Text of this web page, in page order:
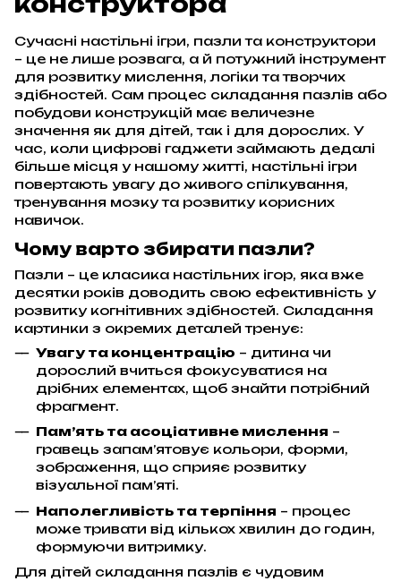
Сучасні настільні ігри, пазли та конструктори
– це не лише розвага, а й потужний інструмент
для розвитку мислення, логіки та творчих
здібностей. Сам процес складання пазлів або
побудови конструкцій має величезне
значення як для дітей, так і для дорослих. У
час, коли цифрові гаджети займають дедалі
більше місця у нашому житті, настільні ігри
повертають увагу до живого спілкування,
тренування мозку та розвитку корисних
навичок.
Чому варто збирати пазли?
Пазли – це класика настільних ігор, яка вже
десятки років доводить свою ефективність у
розвитку когнітивних здібностей. Складання
картинки з окремих деталей тренує:
Увагу та концентрацію – дитина чи
дорослий вчиться фокусуватися на
дрібних елементах, щоб знайти потрібний
фрагмент.
Пам’ять та асоціативне мислення –
гравець запам’ятовує кольори, форми,
зображення, що сприяє розвитку
візуальної пам’яті.
Наполегливість та терпіння – процес
може тривати від кількох хвилин до годин,
формуючи витримку.
Для дітей складання пазлів є чудовим